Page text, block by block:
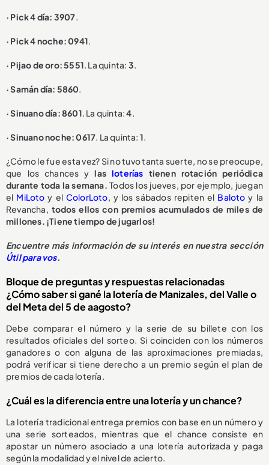
· Pick 4 día: 3907.
· Pick 4 noche: 0941.
· Pijao de oro: 5551. La quinta: 3.
· Samán día: 5860.
· Sinuano día: 8601. La quinta:4.
· Sinuano noche: 0617. La quinta: 1.
¿Cómo le fue esta vez? Si no tuvo tanta suerte, no se preocupe,
que los chances ylasloterías tienen rotación periódica
durante toda la semana. Todos los jueves, por ejemplo, juegan
el MiLoto y el ColorLoto, y los sábados repiten el Baloto y la
Revancha, todos ellos con premios acumulados de miles de
millones. ¡Tiene tiempo de jugarlos!
Encuentre más información de su interés en nuestra sección
Útil para vos.
Bloque de preguntas y respuestas relacionadas
¿Cómo saber si gané la lotería de Manizales, del Valle o
del Meta del 5 de aagosto?
Debe comparar el número y la serie de su billete con los
resultados oficiales del sorteo. Si coinciden con los números
ganadores o con alguna de las aproximaciones premiadas,
podrá verificar si tiene derecho a un premio según el plan de
premios de cada lotería.
¿Cuál es la diferencia entre una lotería y un chance?
La lotería tradicional entrega premios con base en un número y
una serie sorteados, mientras que el chance consiste en
apostar un número asociado a una lotería autorizada y paga
según la modalidad y el nivel de acierto.